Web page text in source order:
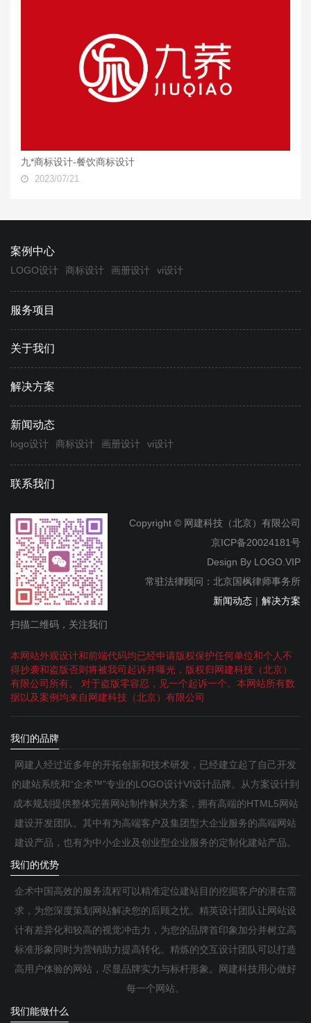
九*商标设计-餐饮商标设计
2023/07/21
案例中心
LOGO设计 商标设计 画册设计 vi设计
服务项目
关于我们
解决方案
新闻动态
logo设计 商标设计 画册设计 vi设计
联系我们
扫描二维码，关注我们
Copyright © 网建科技（北京）有限公司
京ICP备20024181号
Design By LOGO.VIP
常驻法律顾问：北京国枫律师事务所
新闻动态 | 解决方案
本网站外观设计和前端代码均已经申请版权保护任何单位和个人不
得抄袭和盗版否则将被我司起诉并曝光，版权归网建科技（北京）
有限公司所有。 对于盗版零容忍，见一个起诉一个。本网站所有数
据以及案例均来自网建科技（北京）有限公司
我们的品牌
网建人经过近多年的开拓创新和技术研发，已经建立起了自己开发
的建站系统和“企术™”专业的LOGO设计VI设计品牌。从方案设计到
成本规划提供整体完善网站制作解决方案，拥有高端的HTML5网站
建设开发团队。其中有为高端客户及集团型大企业服务的高端网站
建设产品，也有为中小企业及创业型企业服务的定制化建站产品。
我们的优势
企术中国高效的服务流程可以精准定位建站目的挖掘客户的潜在需
求，为您深度策划网站解决您的后顾之忧。精英设计团队让网站设
计有差异化和较高的视觉冲击力，为您的品牌首印象加分并树立高
标准形象同时为营销助力提高转化。精炼的交互设计团队可以打造
高用户体验的网站，尽显品牌实力与标杆形象。网建科技用心做好
每一个网站。
我们能做什么